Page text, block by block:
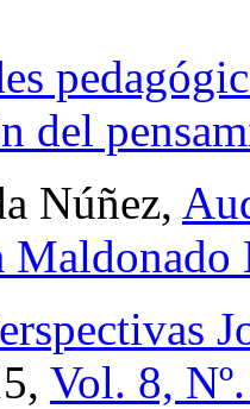
del
Núñez,
Maldonado
Vol. 8,